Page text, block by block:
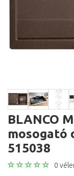
BLANCO
mosogató
515038
0